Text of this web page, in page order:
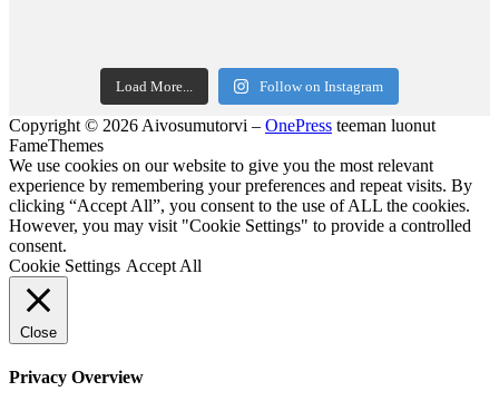
Load More... Follow on Instagram
Copyright © 2026 Aivosumutorvi – OnePress teeman luonut
FameThemes
We use cookies on our website to give you the most relevant
experience by remembering your preferences and repeat visits. By
clicking “Accept All”, you consent to the use of ALL the cookies.
However, you may visit "Cookie Settings" to provide a controlled
consent.
Cookie Settings Accept All
Close
Privacy Overview